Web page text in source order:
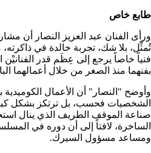
طابع خاص
ورأى الفنان عبد العزيز النصار أن
تُمثِّل، بلا شك، تجربة خالدة في
فنياً خاصاً يرجع إلى عِظَم قدر الفنانيْن
بفنهما منذ الصغر من خلال أعمالهما
وأوضح "النصار" أن الأعمال الكوميدية
الشخصيات فحسب، بل ترتكز بشكل
صناعة الموقف الطريف الذي ينال
الساخرة، لافتاً إلى أن دوره في
ومساعد مسؤول السيرك.